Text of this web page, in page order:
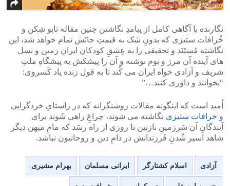
نگارنده با آگاهی کامل از پیامدِ نگاشتن چنین مقاله تابو شِکن و
خُرافات ستیزی که بدونِ شَک به قیمتِ جانَش تمام خواهد شد، این
نگاشته مُستَنَد و تحقیقی را به عِشقِ کودکان ایران زمین و نسل
های آینده آن مرز و بوم نوشته و آن را پیشکش به پیشگاهِ ملتِ
شریف و آزادی خواه ایران می کُند تا به قول زنده یاد کَسروی:
“بخوانند و داوَری کنند…”
اُمید است که اینگونه مقالات روشنگرانه که در راستایِ خردگرایی
و خرافات ستیزی نگاشته می شوند، چراغِ راهی شَوند برای
آیندگانِ آن سَرزمینِ نازنین تا روزی از راه رسَد که مامِ میهن دیگر
شاهد اسیر شُدنِ فَرزندانش در دامِ دین و روحانیون نباشد.
آزادی اسلام کشتارگر ایرانی مسلمان بهرام مشیری